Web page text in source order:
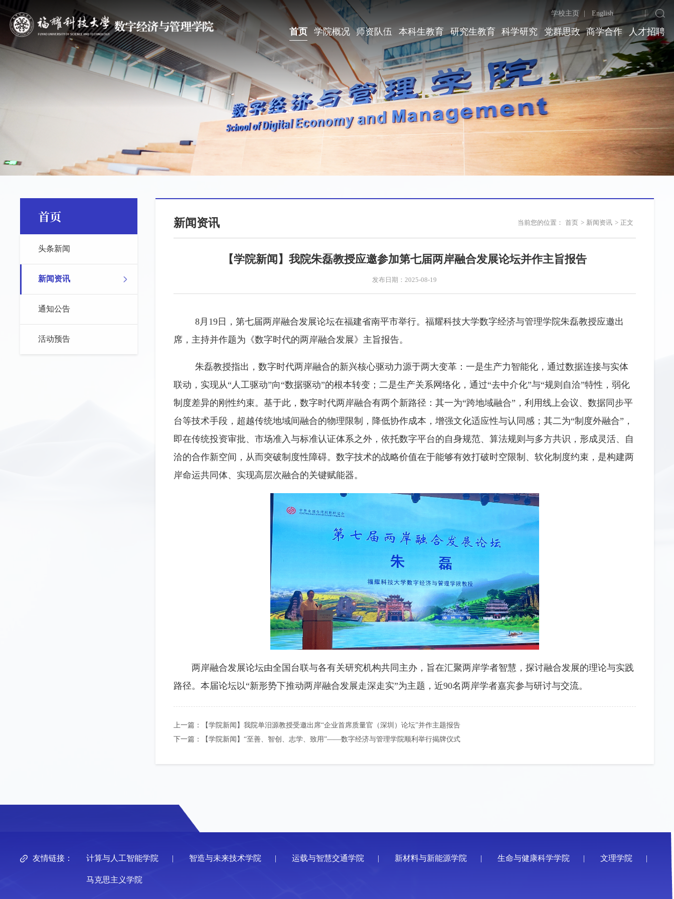
学校主页 | English
首页 学院概况 师资队伍 本科生教育 研究生教育 科学研究 党群思政 商学合作 人才招聘
首页
头条新闻
新闻资讯
通知公告
活动预告
新闻资讯 当前您的位置： 首页 > 新闻资讯 > 正文
【学院新闻】我院朱磊教授应邀参加第七届两岸融合发展论坛并作主旨报告
发布日期：2025-08-19
8月19日，第七届两岸融合发展论坛在福建省南平市举行。福耀科技大学数字经济与管理学院朱磊教授应邀出
席，主持并作题为《数字时代的两岸融合发展》主旨报告。
朱磊教授指出，数字时代两岸融合的新兴核心驱动力源于两大变革：一是生产力智能化，通过数据连接与实体
联动，实现从“人工驱动”向“数据驱动”的根本转变；二是生产关系网络化，通过“去中介化”与“规则自洽”特性，弱化
制度差异的刚性约束。基于此，数字时代两岸融合有两个新路径：其一为“跨地域融合”，利用线上会议、数据同步平
台等技术手段，超越传统地域间融合的物理限制，降低协作成本，增强文化适应性与认同感；其二为“制度外融合”，
即在传统投资审批、市场准入与标准认证体系之外，依托数字平台的自身规范、算法规则与多方共识，形成灵活、自
洽的合作新空间，从而突破制度性障碍。数字技术的战略价值在于能够有效打破时空限制、软化制度约束，是构建两
岸命运共同体、实现高层次融合的关键赋能器。
两岸融合发展论坛由全国台联与各有关研究机构共同主办，旨在汇聚两岸学者智慧，探讨融合发展的理论与实践
路径。本届论坛以“新形势下推动两岸融合发展走深走实”为主题，近90名两岸学者嘉宾参与研讨与交流。
上一篇：
【学院新闻】我院单汨源教授受邀出席“企业首席质量官（深圳）论坛”并作主题报告
下一篇：
【学院新闻】“至善、智创、志学、致用”——数字经济与管理学院顺利举行揭牌仪式
友情链接： 计算与人工智能学院 | 智造与未来技术学院 | 运载与智慧交通学院 | 新材料与新能源学院 | 生命与健康科学学院 | 文理学院 |
马克思主义学院